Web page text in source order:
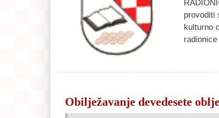
provoditi
kulturno
Obilježavanje devedesete